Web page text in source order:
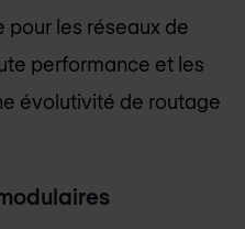
les réseaux de
performance et les
évolutivité de routage